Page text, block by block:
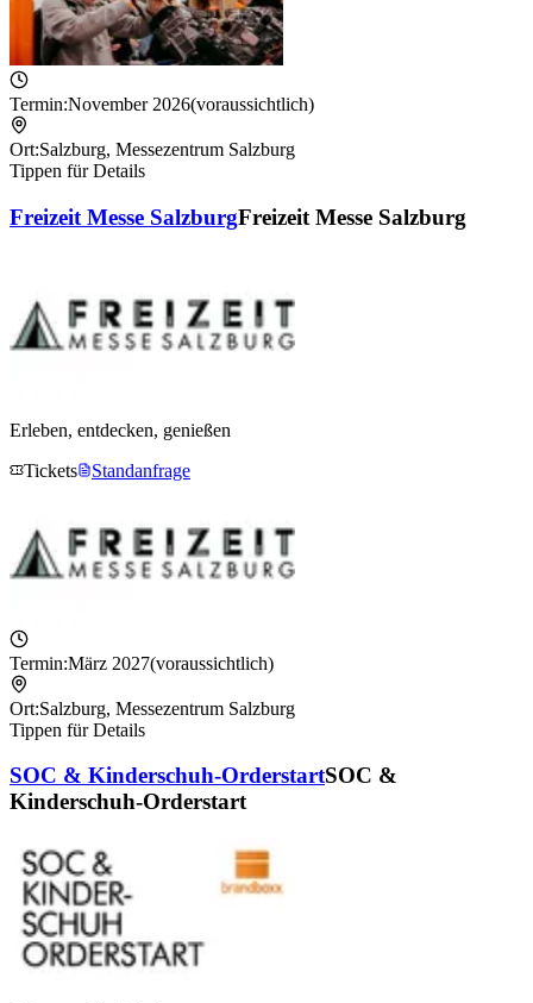
Termin:November 2026(voraussichtlich)
Ort:Salzburg, Messezentrum Salzburg
Tippen für Details
Freizeit Messe SalzburgFreizeit Messe Salzburg
Erleben, entdecken, genießen
Tickets
Standanfrage
Termin:März 2027(voraussichtlich)
Ort:Salzburg, Messezentrum Salzburg
Tippen für Details
SOC & Kinderschuh-OrderstartSOC &
Kinderschuh-Orderstart